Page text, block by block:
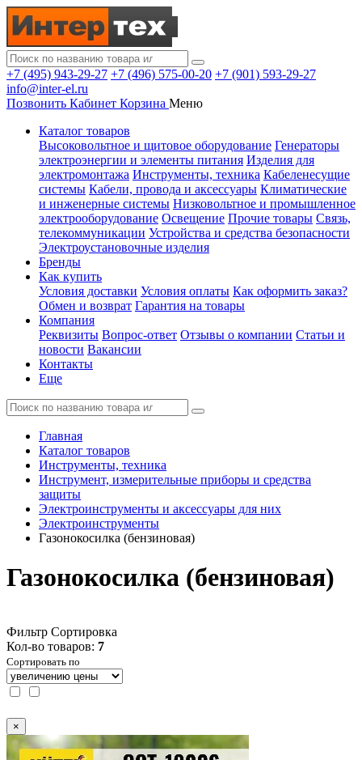
+7 (495) 943-29-27 +7 (496) 575-00-20 +7 (901) 593-29-27
info@inter-el.ru
Позвонить Кабинет Корзина Меню
Каталог товаров
Высоковольтное и щитовое оборудование Генераторы
электроэнергии и элементы питания Изделия для
электромонтажа Инструменты, техника Кабеленесущие
системы Кабели, провода и аксессуары Климатические
и инженерные системы Низковольтное и промышленное
электрооборудование Освещение Прочие товары Связь,
телекоммуникации Устройства и средства безопасности
Электроустановочные изделия
Бренды
Как купить
Условия доставки Условия оплаты Как оформить заказ?
Обмен и возврат Гарантия на товары
Компания
Реквизиты Вопрос-ответ Отзывы о компании Статьи и
новости Вакансии
Контакты
Еще
Главная
Каталог товаров
Инструменты, техника
Инструмент, измерительные приборы и средства
защиты
Электроинструменты и аксессуары для них
Электроинструменты
Газонокосилка (бензиновая)
Газонокосилка (бензиновая)
Фильтр Сортировка
Кол-во товаров: 7
Сортировать по
×